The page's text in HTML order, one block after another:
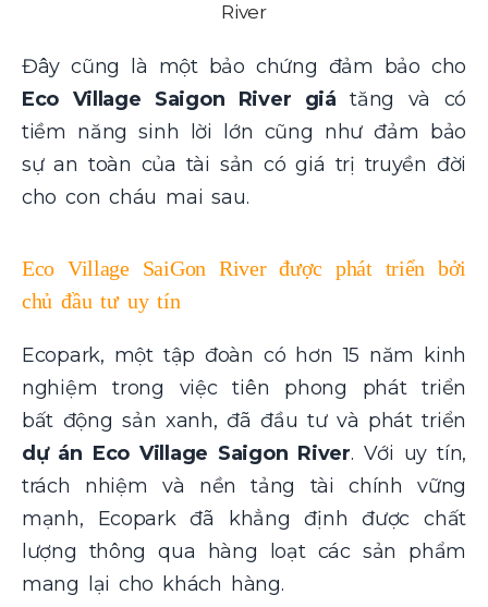
River
Đây cũng là một bảo chứng đảm bảo cho
Eco Village Saigon River giá tăng và có
tiềm năng sinh lời lớn cũng như đảm bảo
sự an toàn của tài sản có giá trị truyền đời
cho con cháu mai sau.
Eco Village SaiGon River được phát triển bởi
chủ đầu tư uy tín
Ecopark, một tập đoàn có hơn 15 năm kinh
nghiệm trong việc tiên phong phát triển
bất động sản xanh, đã đầu tư và phát triển
dự án Eco Village Saigon River. Với uy tín,
trách nhiệm và nền tảng tài chính vững
mạnh, Ecopark đã khẳng định được chất
lượng thông qua hàng loạt các sản phẩm
mang lại cho khách hàng.